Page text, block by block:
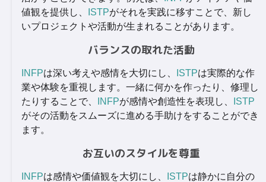
値観を提供し、
ISTPがそれを実践に移すことで、新し
いプロジェクトや活動が生まれることがあります。
バランスの取れた活動
INFPは深い考えや感情を大切にし、 ISTPは実際的な作
業や体験を重視します。一緒に何かを作ったり、修理し
たりすることで、
INFPが感情や創造性を表現し、
ISTP
がその活動をスムーズに進める手助けをすることができ
ます。
お互いのスタイルを尊重
INFPは感情や価値観を大切にし、 ISTPは静かに自分の